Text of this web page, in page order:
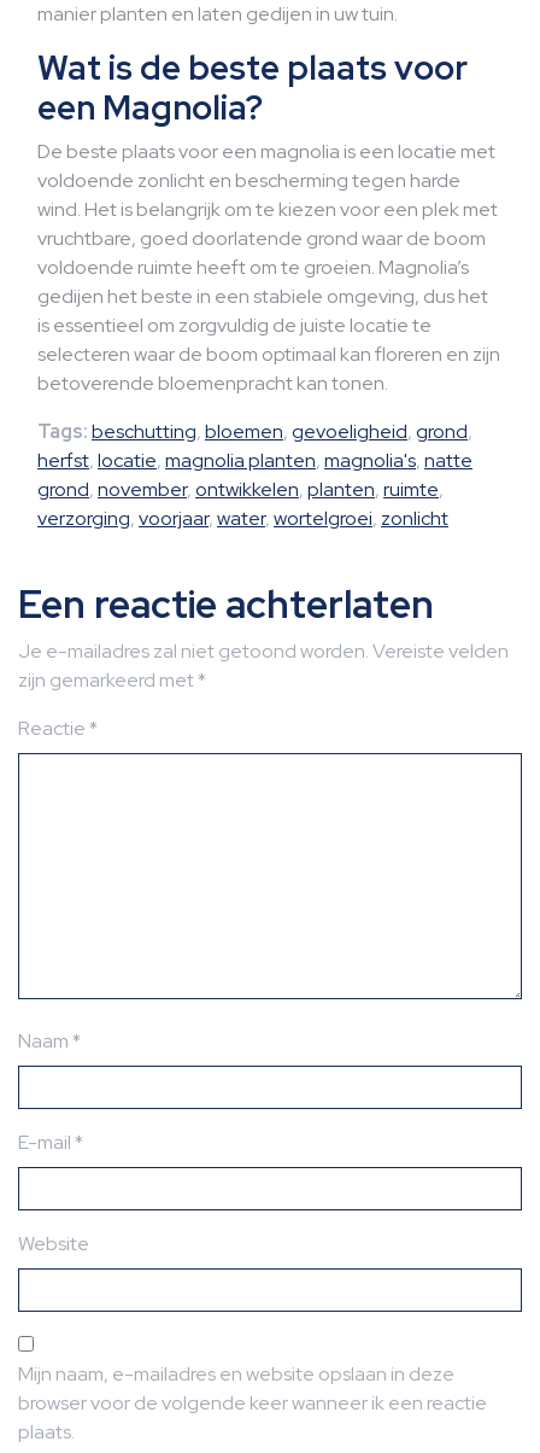
manier planten en laten gedijen in uw tuin.
Wat is de beste plaats voor
een Magnolia?
De beste plaats voor een magnolia is een locatie met
voldoende zonlicht en bescherming tegen harde
wind. Het is belangrijk om te kiezen voor een plek met
vruchtbare, goed doorlatende grond waar de boom
voldoende ruimte heeft om te groeien. Magnolia’s
gedijen het beste in een stabiele omgeving, dus het
is essentieel om zorgvuldig de juiste locatie te
selecteren waar de boom optimaal kan floreren en zijn
betoverende bloemenpracht kan tonen.
Tags:beschutting,bloemen,gevoeligheid,grond,
herfst,locatie,magnolia planten,magnolia's,natte
grond,november,ontwikkelen,planten,ruimte,
verzorging,voorjaar,water,wortelgroei, zonlicht
Een reactie achterlaten
Je e-mailadres zal niet getoond worden.Vereiste velden
zijn gemarkeerd met*
Reactie*
Naam*
E-mail*
Website
Mijn naam, e-mailadres en website opslaan in deze
browser voor de volgende keer wanneer ik een reactie
plaats.